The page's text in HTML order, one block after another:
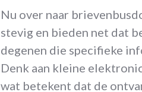
Nu over naar
stevig en bieden net dat
degenen die specifieke
Denk aan kleine
wat betekent dat de